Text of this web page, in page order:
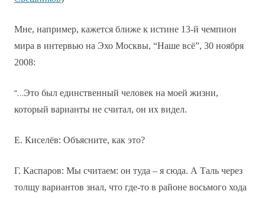
Мне, например, кажется ближе к истине 13-й чемпион
мира в интервью на Эхо Москвы, “Наше всё”, 30 ноября
2008:
“…Это был единственный человек на моей жизни,
который варианты не считал, он их видел.
Е. Киселёв: Объясните, как это?
Г. Каспаров: Мы считаем: он туда – я сюда. А Таль через
толщу вариантов знал, что где-то в районе восьмого хода